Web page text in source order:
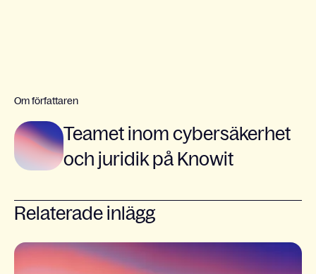
Om författaren
Teamet inom cybersäkerhet
och juridik på Knowit
Relaterade inlägg